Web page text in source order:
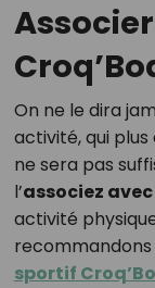
On ne le dira
activité, qui
ne sera pas
l’associez
activité
sportif